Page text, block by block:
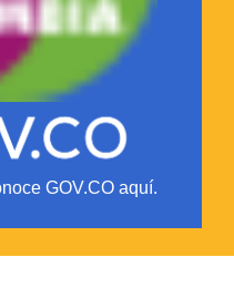
GOV.CO aquí.